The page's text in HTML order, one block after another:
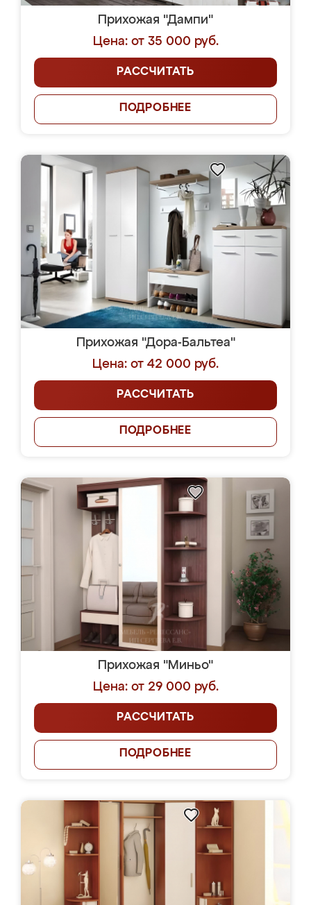
Прихожая "Дампи"
Цена: от 35 000 руб.
РАССЧИТАТЬ
ПОДРОБНЕЕ
Прихожая "Дора-Бальтеа"
Цена: от 42 000 руб.
РАССЧИТАТЬ
ПОДРОБНЕЕ
Прихожая "Миньо"
Цена: от 29 000 руб.
РАССЧИТАТЬ
ПОДРОБНЕЕ